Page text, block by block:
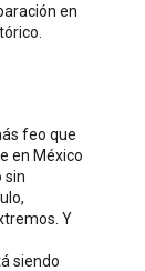
en
feo que
en México
sin
Y
siendo